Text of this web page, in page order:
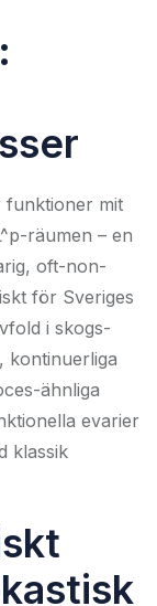
funktioner mit
räumen – en
oft-non-
för Sveriges
i skogs-
kontinuerliga
ähnliga
evarier
klassik